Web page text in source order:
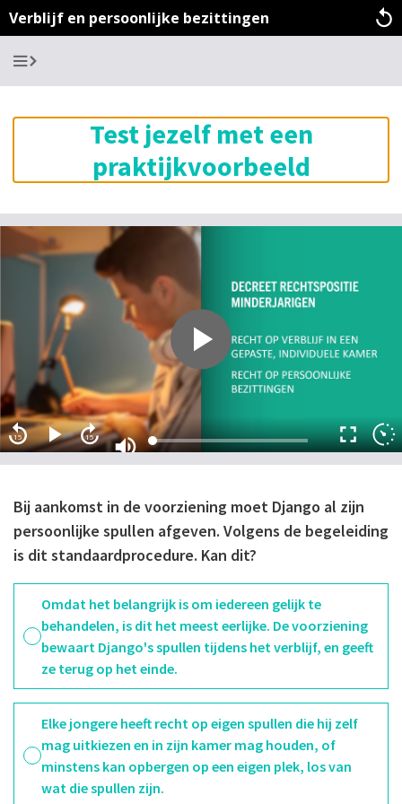
Test jezelf met een
praktijkvoorbeeld
15 15
Bij aankomst in de voorziening moet Django al zijn
persoonlijke spullen afgeven. Volgens de begeleiding
is dit standaardprocedure. Kan dit?
Omdat het belangrijk is om iedereen gelijk te
behandelen, is dit het meest eerlijke. De voorziening
bewaart Django's spullen tijdens het verblijf, en geeft
ze terug op het einde.
Elke jongere heeft recht op eigen spullen die hij zelf
mag uitkiezen en in zijn kamer mag houden, of
minstens kan opbergen op een eigen plek, los van
wat die spullen zijn.
Verblijf en persoonlijke bezittingen Ga